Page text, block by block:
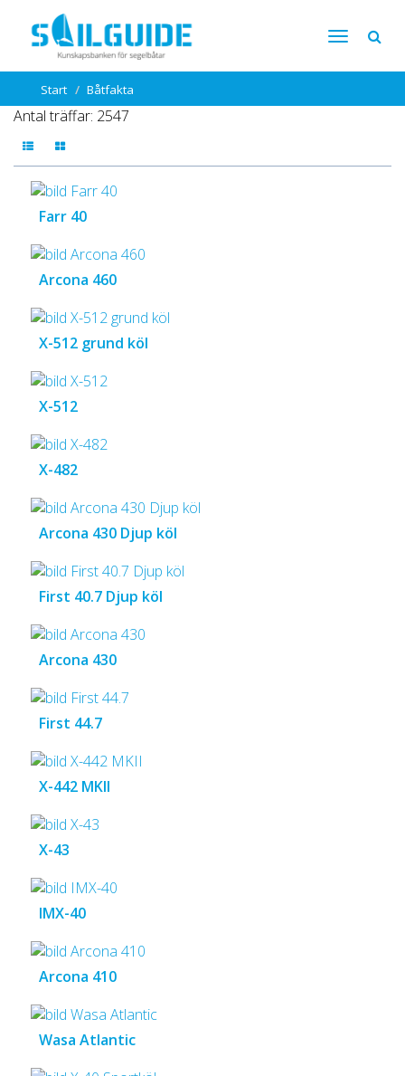
Start Båtfakta
Antal träffar: 2547
Farr 40
Arcona 460
X-512 grund köl
X-512
X-482
Arcona 430 Djup köl
First 40.7 Djup köl
Arcona 430
First 44.7
X-442 MKII
X-43
IMX-40
Arcona 410
Wasa Atlantic